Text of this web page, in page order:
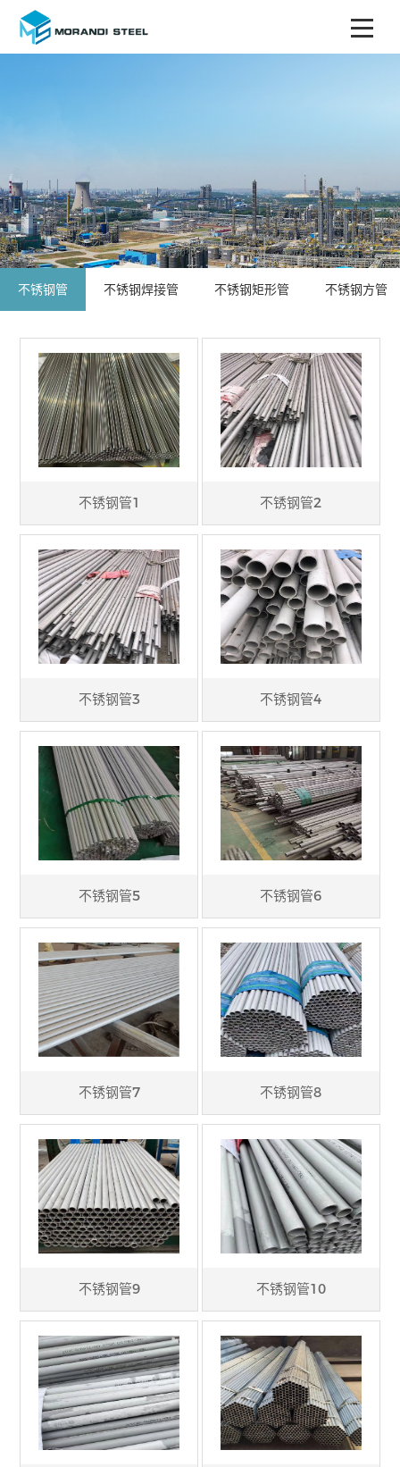
不锈钢管 不锈钢焊接管 不锈钢矩形管 不锈钢方管
不锈钢管1 不锈钢管2
不锈钢管3 不锈钢管4
不锈钢管5 不锈钢管6
不锈钢管7 不锈钢管8
不锈钢管9 不锈钢管10